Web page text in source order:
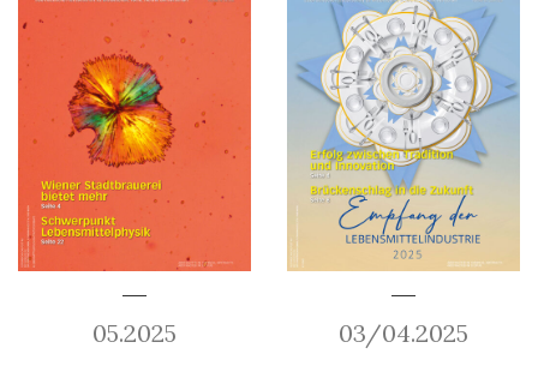
05.2025 03/04.2025